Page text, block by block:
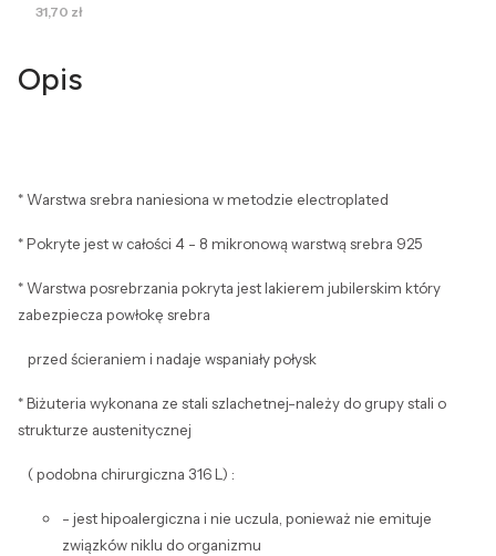
Cena
31,70 zł
Opis
* Warstwa srebra naniesiona w metodzie electroplated
* Pokryte jest w całości 4 - 8 mikronową warstwą srebra 925
* Warstwa posrebrzania pokryta jest lakierem jubilerskim który
zabezpiecza powłokę srebra
przed ścieraniem i nadaje wspaniały połysk
* Biżuteria wykonana ze stali szlachetnej-należy do grupy stali o
strukturze austenitycznej
( podobna chirurgiczna 316 L) :
- jest hipoalergiczna i nie uczula, ponieważ nie emituje
związków niklu do organizmu